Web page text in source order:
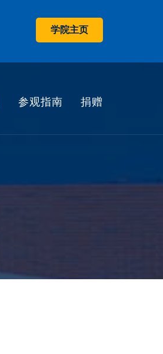
学院主页
参观指南 捐赠